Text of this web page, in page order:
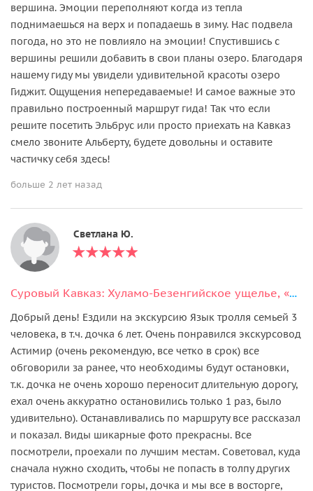
вершина. Эмоции переполняют когда из тепла
поднимаешься на верх и попадаешь в зиму. Нас подвела
погода, но это не повлияло на эмоции! Спустившись с
вершины решили добавить в свои планы озеро. Благодаря
нашему гиду мы увидели удивительной красоты озеро
Гиджит. Ощущения непередаваемые! И самое важные это
правильно построенный маршрут гида! Так что если
решите посетить Эльбрус или просто приехать на Кавказ
смело звоните Альберту, будете довольны и оставите
частичку себя здесь!
больше 2 лет назад
Светлана Ю.
Суровый Кавказ: Хуламо-Безенгийское ущелье, «Замок Людоедов», Язык тролля
Добрый день! Ездили на экскурсию Язык тролля семьей 3
человека, в т.ч. дочка 6 лет. Очень понравился экскурсовод
Астимир (очень рекомендую, все четко в срок) все
обговорили за ранее, что необходимы будут остановки,
т.к. дочка не очень хорошо переносит длительную дорогу,
ехал очень аккуратно остановились только 1 раз, было
удивительно). Останавливались по маршруту все рассказал
и показал. Виды шикарные фото прекрасны. Все
посмотрели, проехали по лучшим местам. Советовал, куда
сначала нужно сходить, чтобы не попасть в толпу других
туристов. Посмотрели горы, дочка и мы все в восторге,